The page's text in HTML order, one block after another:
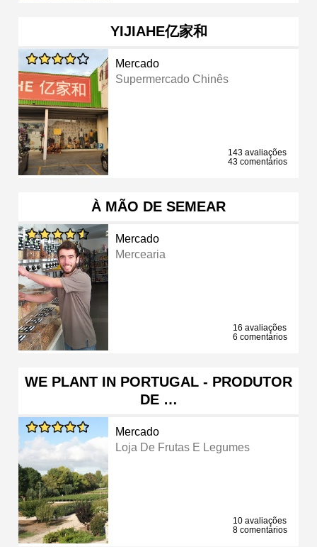
YIJIAHE亿家和
Mercado
Supermercado Chinês
143 avaliações
43 comentários
À MÃO DE SEMEAR
Mercado
Mercearia
16 avaliações
6 comentários
WE PLANT IN PORTUGAL - PRODUTOR
DE …
Mercado
Loja De Frutas E Legumes
10 avaliações
8 comentários